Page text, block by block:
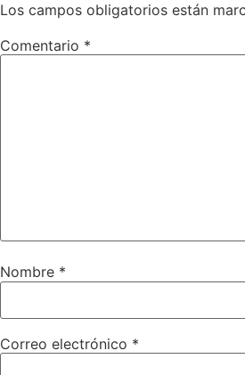
Los campos obligatorios están
Comentario *
Nombre *
Correo electrónico *